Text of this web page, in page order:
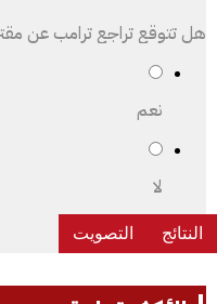
هل تتوقع تراجع ترامب عن
نعم
لا